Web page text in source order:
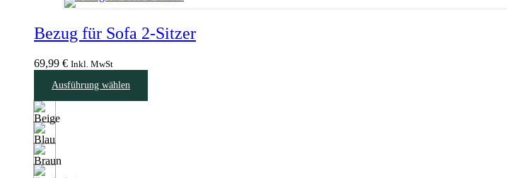
Bezug für Sofa 2-Sitzer
69,99 € Inkl. MwSt
Ausführung wählen
weist